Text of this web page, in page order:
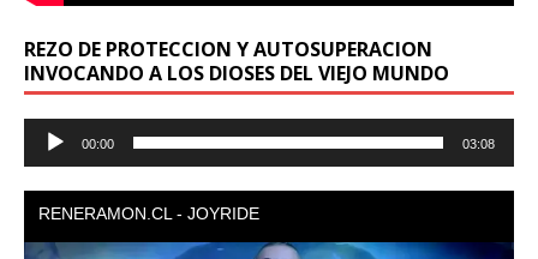
REZO DE PROTECCION Y AUTOSUPERACION
INVOCANDO A LOS DIOSES DEL VIEJO MUNDO
Reproductor
00:00 03:08